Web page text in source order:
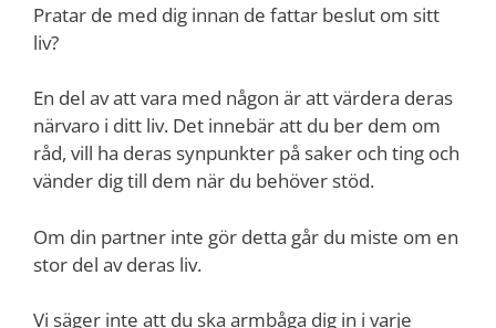
Pratar de med dig innan de fattar beslut om sitt
liv?
En del av att vara med någon är att värdera deras
närvaro i ditt liv. Det innebär att du ber dem om
råd, vill ha deras synpunkter på saker och ting och
vänder dig till dem när du behöver stöd.
Om din partner inte gör detta går du miste om en
stor del av deras liv.
Vi säger inte att du ska armbåga dig in i varje